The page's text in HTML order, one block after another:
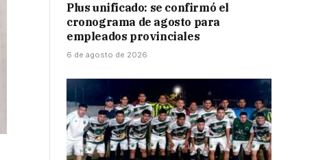
Plus unificado: se confirmó el
cronograma de agosto para
empleados provinciales
6 de agosto de 2026